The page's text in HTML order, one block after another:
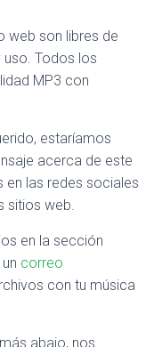
web son libres de
Todos los
MP3 con
estaríamos
acerca de este
en las redes sociales
sitios web.
en la sección
correo
con tu música
abajo, nos